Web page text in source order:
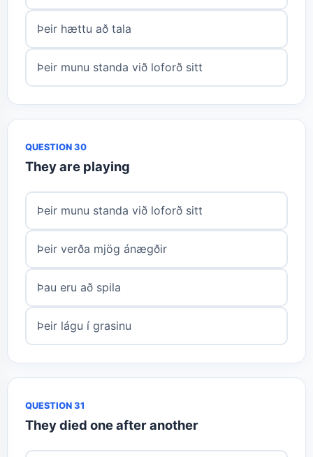
Þeir hættu að tala
Þeir munu standa við loforð sitt
QUESTION 30
They are playing
Þeir munu standa við loforð sitt
Þeir verða mjög ánægðir
Þau eru að spila
Þeir lágu í grasinu
QUESTION 31
They died one after another